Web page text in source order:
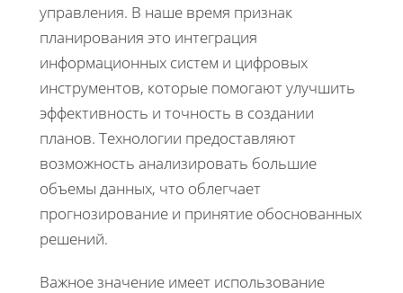
управления. В наше время признак
планирования это интеграция
информационных систем и цифровых
инструментов, которые помогают улучшить
эффективность и точность в создании
планов. Технологии предоставляют
возможность анализировать большие
объемы данных, что облегчает
прогнозирование и принятие обоснованных
решений.
Важное значение имеет использование